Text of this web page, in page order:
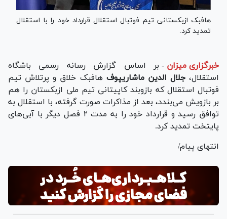
هافبک ازبکستانی تیم فوتبال استقلال قرارداد خود را با استقلال
تمدید کرد.
خبرگزاری میزان - بر اساس گزارش رسانه رسمی باشگاه
استقلال،جلال الدین ماشاریپوفهافبک خلاق و پرتلاش تیم
فوتبال استقلال که بازوبند کاپیتانی تیم ملی ازبکستان را هم
بر بازویش می‌بندد، بعد از مذاکرات صورت گرفته، با استقلال به
توافق رسید و قرارداد خود را به مدت ۲ فصل دیگر با آبی‌های
پایتخت تمدید کرد.
انتهای پیام/